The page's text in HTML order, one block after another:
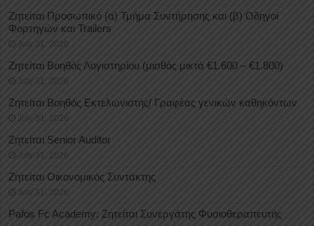
Ζητείται Προσωπικό (α) Τμήμα Συντήρησης και (β) Οδηγοί
Φορτηγών και Trailers
July 31, 2026
Ζητείται Βοηθός Λογιστηρίου (μισθός μικτά €1.600 – €1.800)
July 31, 2026
Ζητείται Βοηθός Εκτελωνιστής/ Γραφέας γενικών καθηκόντων
July 31, 2026
Ζητείται Senior Auditor
July 31, 2026
Ζητείται Οικονομικός Συντάκτης
July 31, 2026
Pafos Fc Academy: Ζητείται Συνεργάτης Φυσιοθεραπευτής